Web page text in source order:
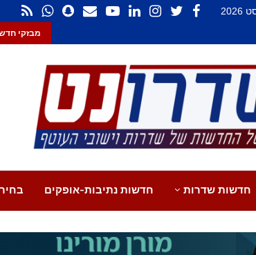
מבזקי
חדשות שדרות חדשות נתיבות-אופקים בחירות